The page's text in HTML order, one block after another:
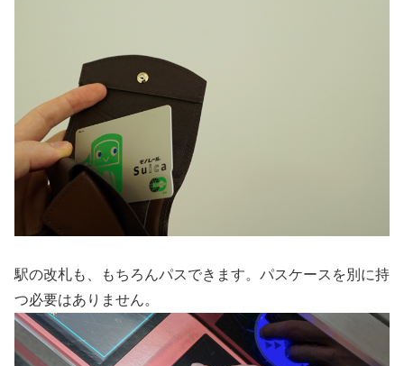
駅の改札も、もちろんパスできます。パスケースを別に持
つ必要はありません。